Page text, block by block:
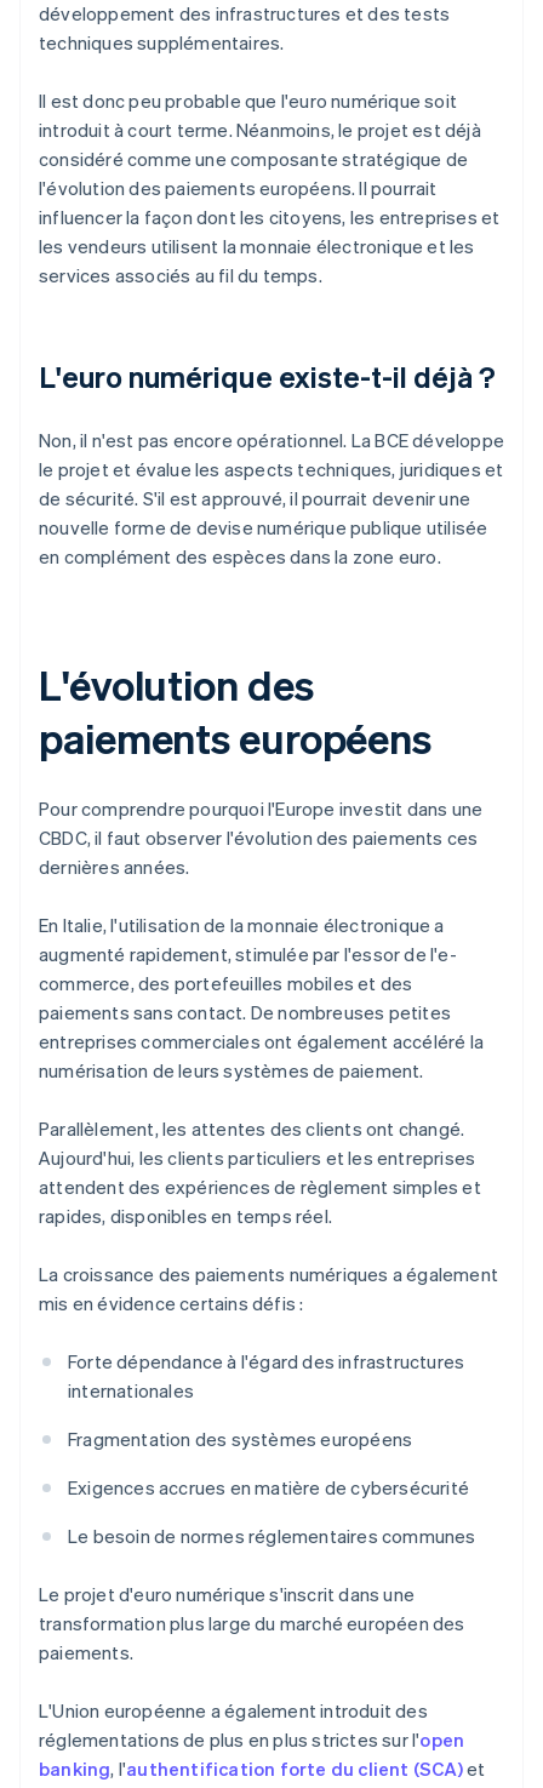
développement des infrastructures et des tests
techniques supplémentaires.
Il est donc peu probable que l'euro numérique soit
introduit à court terme. Néanmoins, le projet est déjà
considéré comme une composante stratégique de
l'évolution des paiements européens. Il pourrait
influencer la façon dont les citoyens, les entreprises et
les vendeurs utilisent la monnaie électronique et les
services associés au fil du temps.
L'euro numérique existe-t-il déjà ?
Non, il n'est pas encore opérationnel. La BCE développe
le projet et évalue les aspects techniques, juridiques et
de sécurité. S'il est approuvé, il pourrait devenir une
nouvelle forme de devise numérique publique utilisée
en complément des espèces dans la zone euro.
L'évolution des
paiements européens
Pour comprendre pourquoi l'Europe investit dans une
CBDC, il faut observer l'évolution des paiements ces
dernières années.
En Italie, l'utilisation de la monnaie électronique a
augmenté rapidement, stimulée par l'essor de l'e-
commerce, des portefeuilles mobiles et des
paiements sans contact. De nombreuses petites
entreprises commerciales ont également accéléré la
numérisation de leurs systèmes de paiement.
Parallèlement, les attentes des clients ont changé.
Aujourd'hui, les clients particuliers et les entreprises
attendent des expériences de règlement simples et
rapides, disponibles en temps réel.
La croissance des paiements numériques a également
mis en évidence certains défis :
Forte dépendance à l'égard des infrastructures
internationales
Fragmentation des systèmes européens
Exigences accrues en matière de cybersécurité
Le besoin de normes réglementaires communes
Le projet d'euro numérique s'inscrit dans une
transformation plus large du marché européen des
paiements.
L'Union européenne a également introduit des
réglementations de plus en plus strictes sur l'open
banking, l'authentification forte du client (SCA)et